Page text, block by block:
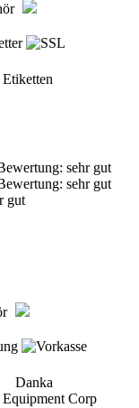
Danka
Corp